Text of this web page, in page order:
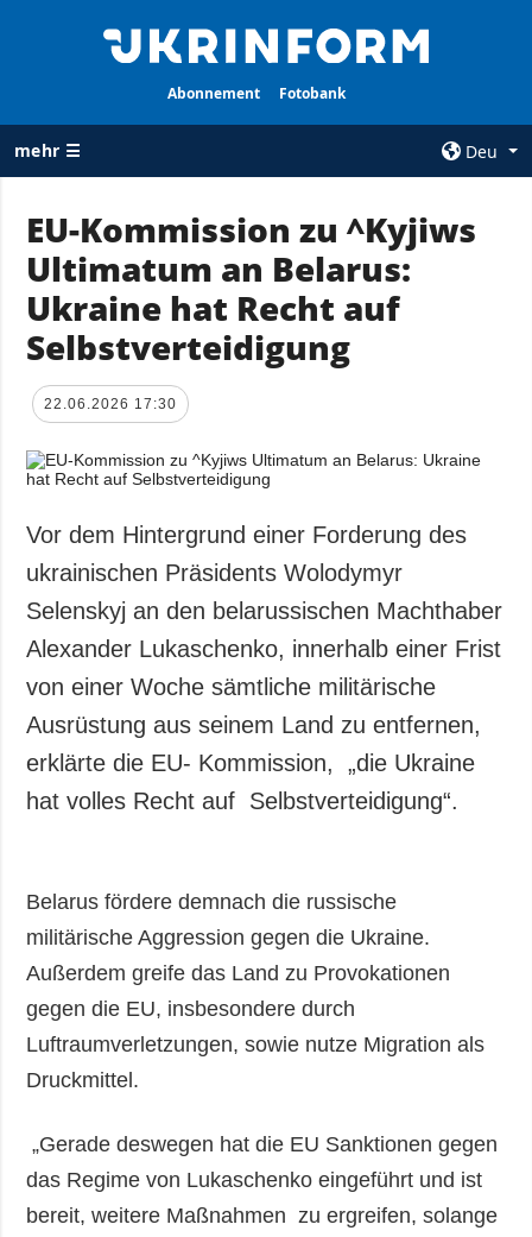
Abonnement Fotobank
mehr ☰
Deu
ALLE
RUBRIKEN
Krieg
Wiederaufbau
der Ukraine
Politik
Wirtschaft
Gesellschaft und
Kultur
Sport
Kriminalität
Notstand und
Notfälle
AGENTUR
Über uns
Kontakte
services
und zum Schutz
ZUSÄTZLICH
Veröffentlichungen
Video
LEISTUNGEN
Abonnement
EU-Kommission zu ^Kyjiws
Ultimatum an Belarus:
Ukraine hat Recht auf
Selbstverteidigung
22.06.2026 17:30
Vor dem Hintergrund einer Forderung des
ukrainischen Präsidents Wolodymyr
Selenskyj an den belarussischen Machthaber
Alexander Lukaschenko, innerhalb einer Frist
von einer Woche sämtliche militärische
Ausrüstung aus seinem Land zu entfernen,
erklärte die EU- Kommission, „die Ukraine
hat volles Recht auf Selbstverteidigung“.
Belarus fördere demnach die russische
militärische Aggression gegen die Ukraine.
Außerdem greife das Land zu Provokationen
gegen die EU, insbesondere durch
Luftraumverletzungen, sowie nutze Migration als
Druckmittel.
„Gerade deswegen hat die EU Sanktionen gegen
das Regime von Lukaschenko eingeführt und ist
bereit, weitere Maßnahmen zu ergreifen, solange